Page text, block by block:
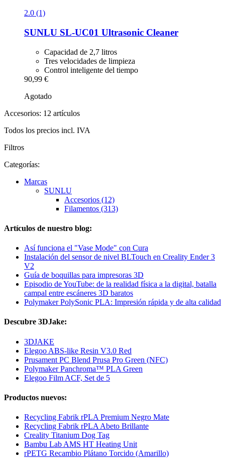
2.0 (1)
SUNLU SL-​UC01 Ultrasonic Cleaner
Capacidad de 2,7 litros
Tres velocidades de limpieza
Control inteligente del tiempo
90,99 €
Agotado
Accesorios: 12 artículos
Todos los precios incl. IVA
Filtros
Categorías:
Marcas
SUNLU
Accesorios (12)
Filamentos (313)
Artículos de nuestro blog:
Así funciona el "Vase Mode" con Cura
Instalación del sensor de nivel BLTouch en Creality Ender 3
V2
Guía de boquillas para impresoras 3D
Episodio de YouTube: de la realidad física a la digital, batalla
campal entre escáneres 3D baratos
Polymaker PolySonic PLA: Impresión rápida y de alta calidad
Descubre 3DJake:
3DJAKE
Elegoo ABS-like Resin V3.0 Red
Prusament PC Blend Prusa Pro Green (NFC)
Polymaker Panchroma™ PLA Green
Elegoo Film ACF, Set de 5
Productos nuevos:
Recycling Fabrik rPLA Premium Negro Mate
Recycling Fabrik rPLA Abeto Brillante
Creality Titanium Dog Tag
Bambu Lab AMS HT Heating Unit
rPETG Recambio Plátano Torcido (Amarillo)